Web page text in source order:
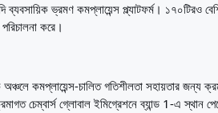
ভ্রমণ কমপ্লায়েন্স প্ল্যাটফর্ম। ১৭০টিরও
করে।
অঞ্চলে কমপ্লায়েন্স-চালিত গতিশীলতা সহায়তার
চেম্বার্স গ্লোবাল ইমিগ্রেশনে ব্যান্ড 1-এ